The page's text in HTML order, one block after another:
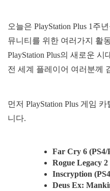
오늘은 PlayStation Plus 1주
뮤니티를 위한 여러가지 활
PlayStation Plus의 새로운
전 세계 플레이어 여러분께
먼저 PlayStation Plus 게임
니다.
Far Cry 6 (PS4/
Rogue Legacy 2
Inscryption
Deus Ex: